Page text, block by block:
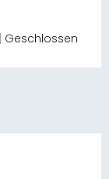
Geschlossen